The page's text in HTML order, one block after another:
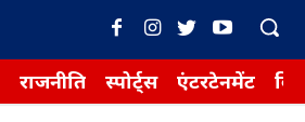
राजनीति स्पोर्ट्स एंटरटेनमेंट